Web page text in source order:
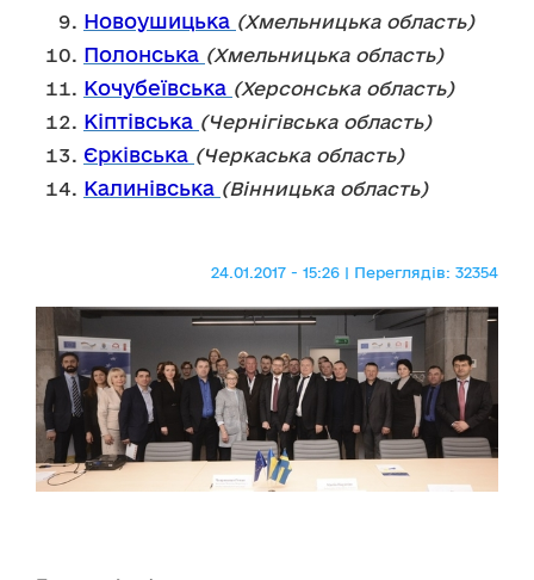
Новоушицька (Хмельницька область)
Полонська (Хмельницька область)
Кочубеївська (Херсонська область)
Кіптівська (Чернігівська область)
Єрківська (Черкаська область)
Калинівська (Вінницька область)
24.01.2017 - 15:26 | Переглядів: 32354